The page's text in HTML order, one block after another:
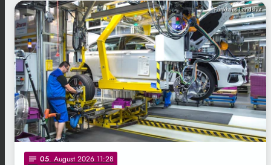
Funkhaus Landshut
notes 05. August 2026 11:28